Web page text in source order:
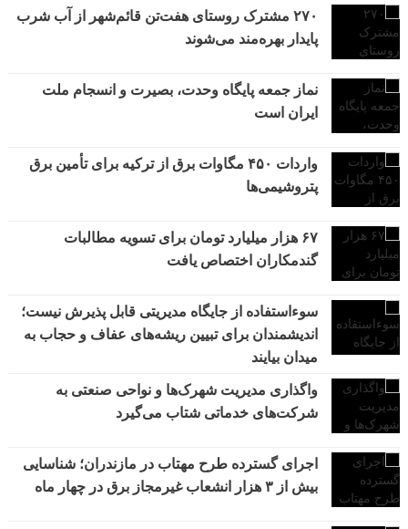
۲۷۰ مشترک روستای هفت‌تن قائم‌شهر از آب شرب
پایدار بهره‌مند می‌شوند
نماز جمعه پایگاه وحدت، بصیرت و انسجام ملت
ایران است
واردات ۴۵۰ مگاوات برق از ترکیه برای تأمین برق
پتروشیمی‌ها
۶۷ هزار میلیارد تومان برای تسویه مطالبات
گندمکاران اختصاص یافت
سوءاستفاده از جایگاه مدیریتی قابل پذیرش نیست؛
اندیشمندان برای تبیین ریشه‌های عفاف و حجاب به
میدان بیایند
واگذاری مدیریت شهرک‌ها و نواحی صنعتی به
شرکت‌های خدماتی شتاب می‌گیرد
اجرای گسترده طرح مهتاب در مازندران؛ شناسایی
بیش از ۳ هزار انشعاب غیرمجاز برق در چهار ماه